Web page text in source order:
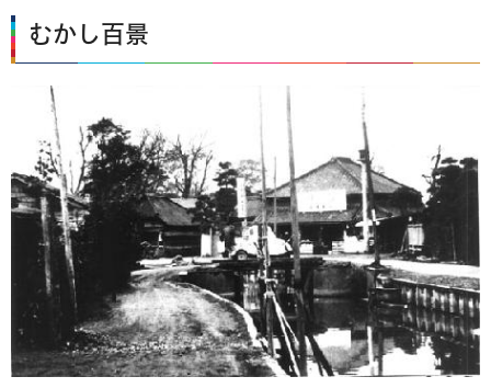
むかし百景